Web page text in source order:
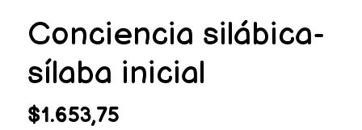
Conciencia silábica-
sílaba inicial
$1.653,75